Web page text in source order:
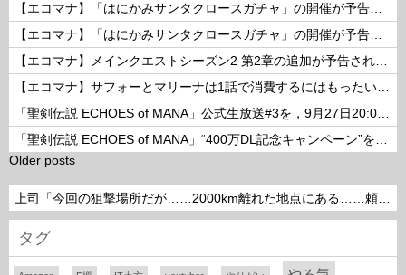
【エコマナ】「はにかみサンタクロースガチャ」の開催が予告されたぞ！
【エコマナ】「はにかみサンタクロースガチャ」の開催が予告されたぞ！
【エコマナ】メインクエストシーズン2 第2章の追加が予告されたぞ！
【エコマナ】サフォーとマリーナは1話で消費するにはもったいないコンビだった
「聖剣伝説 ECHOES of MANA」公式生放送#3を，9月27日20:00より配信
「聖剣伝説 ECHOES of MANA」“400万DL記念キャンペーン”を開催
Older posts
上司「今回の狙撃場所だが……2000km離れた地点にある……頼めるか？」って言われたら
タグ